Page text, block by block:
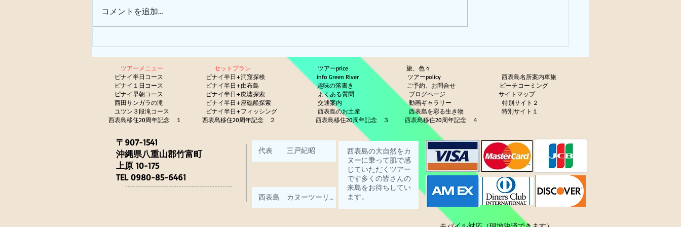
ピナイ半日+釣りツアー
コメントを追加…
ツアーメニュー セットプラン ツアーprice
旅、色々
ピナイ半日コース ピナイ半日+洞窟探検 info Green River ツアーpolicy 西表島名所案内車旅
ピナイ１日コース
ピナイ半日+由布島 趣味の落書き ご予約、お問合せ
ビーチコーミング
ピナイ早朝コース
ピナイ半日+廃墟探索 よくある質問 ブログページ
サイトマップ
西田サンガラの滝
ピナイ半日+座礁船探索 交通案内 動画ギャラリー 特別サイト２
ユツン３段滝コース ピナイ半日+フィッシング 西表島のお土産 西表島を彩る生き物
特別サイト１
西表島移住20周年記念 １ 西表島移住20周年記念 ２ 西表島移住20周年記念 ３ 西表島移住20周年記念 ４
〒907-1541
沖縄県八重山郡竹富町
上原 10-175
TEL 0980-85-6461